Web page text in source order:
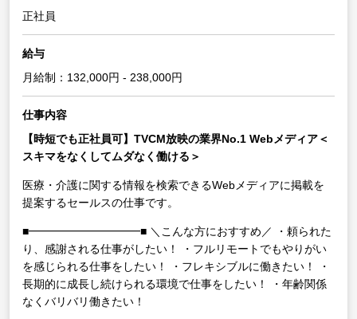
正社員
給与
月給制：132,000円 - 238,000円
仕事内容
【時短でも正社員可】TVCM放映の業界No.1 Webメディア＜
スキマをなくしてムダなく働ける＞
医療・介護に関する情報を検索できるWebメディアに掲載を
提案するセールスの仕事です。
■━━━━━━━━━━■ ＼こんな方におすすめ／
・頼られた
り、感謝される仕事がしたい！
・フルリモートでもやりがい
を感じられる仕事をしたい！
・フレキシブルに働きたい！
・
長期的に成長し続けられる環境で仕事をしたい！
・年齢関係
なくバリバリ働きたい！